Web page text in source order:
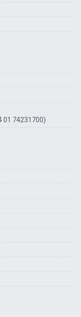
01 74231700)